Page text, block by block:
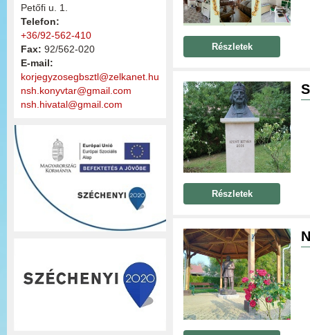
Petőfi u. 1.
Telefon:
+36/92-562-410
Fax: 92/562-020
E-mail:
korjegyzosegbsztl@zelkanet.hu
nsh.konyvtar@gmail.com
nsh.hivatal@gmail.com
Részletek
Részletek